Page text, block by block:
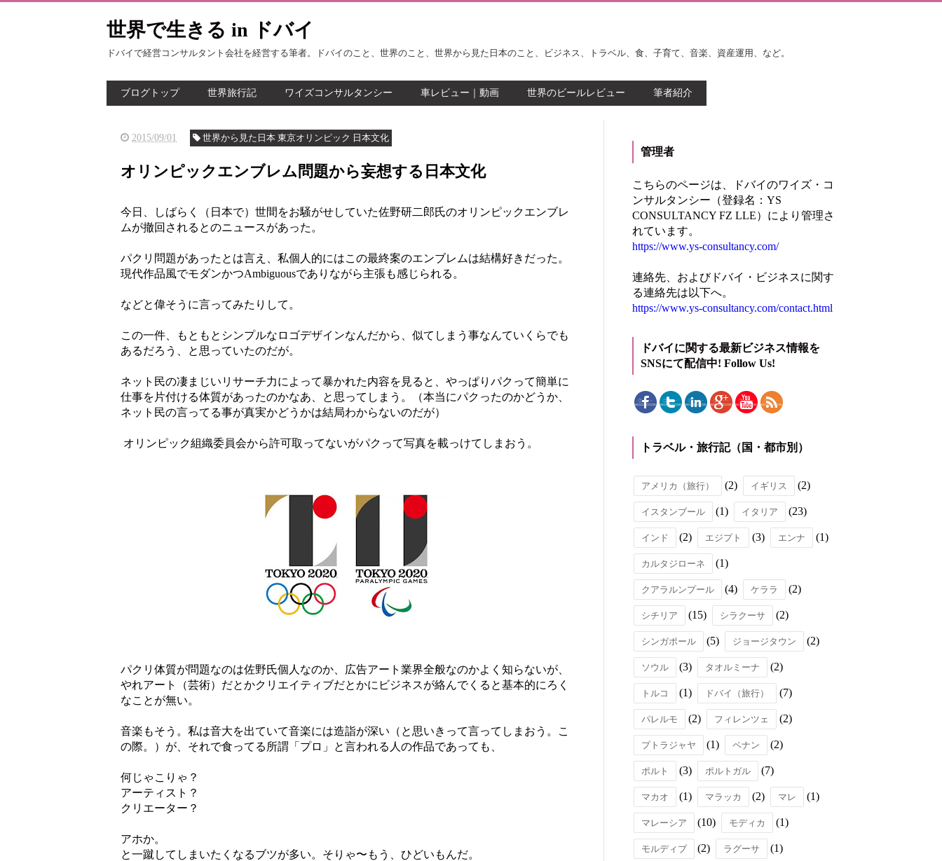
世界で生きる in ドバイ
ドバイで経営コンサルタント会社を経営する筆者。ドバイのこと、世界のこと、世界から見た日本のこと、ビジネス、トラベル、食、子育て、音楽、資産運用、など。
ブログトップ 世界旅行記 ワイズコンサルタンシー 車レビュー｜動画 世界のビールレビュー 筆者紹介
2015/09/01 世界から見た日本 東京オリンピック 日本文化
オリンピックエンブレム問題から妄想する日本文化
今日、しばらく（日本で）世間をお騒がせしていた佐野研二郎氏のオリンピックエンブレ
ムが撤回されるとのニュースがあった。
パクリ問題があったとは言え、私個人的にはこの最終案のエンブレムは結構好きだった。
現代作品風でモダンかつAmbiguousでありながら主張も感じられる。
などと偉そうに言ってみたりして。
この一件、もともとシンプルなロゴデザインなんだから、似てしまう事なんていくらでも
あるだろう、と思っていたのだが。
ネット民の凄まじいリサーチ力によって暴かれた内容を見ると、やっぱりパクって簡単に
仕事を片付ける体質があったのかなあ、と思ってしまう。（本当にパクったのかどうか、
ネット民の言ってる事が真実かどうかは結局わからないのだが）
オリンピック組織委員会から許可取ってないがパクって写真を載っけてしまおう。
パクリ体質が問題なのは佐野氏個人なのか、広告アート業界全般なのかよく知らないが、
やれアート（芸術）だとかクリエイティブだとかにビジネスが絡んでくると基本的にろく
なことが無い。
音楽もそう。私は音大を出ていて音楽には造詣が深い（と思いきって言ってしまおう。こ
の際。）が、それで食ってる所謂「プロ」と言われる人の作品であっても、
何じゃこりゃ？
アーティスト？
クリエーター？
アホか。
と一蹴してしまいたくなるブツが多い。そりゃ〜もう、ひどいもんだ。
管理者
こちらのページは、ドバイのワイズ・コ
ンサルタンシー（登録名：YS
CONSULTANCY FZ LLE）により管理さ
れています。
https://www.ys-consultancy.com/
連絡先、およびドバイ・ビジネスに関す
る連絡先は以下へ。
https://www.ys-consultancy.com/contact.html
ドバイに関する最新ビジネス情報を
SNSにて配信中! Follow Us!
トラベル・旅行記（国・都市別）
アメリカ（旅行） (2) イギリス (2)
イスタンブール (1) イタリア (23)
インド (2) エジプト (3) エンナ (1)
カルタジローネ (1)
クアラルンプール (4) ケララ (2)
シチリア (15) シラクーサ (2)
シンガポール (5) ジョージタウン (2)
ソウル (3) タオルミーナ (2)
トルコ (1) ドバイ（旅行） (7)
パレルモ (2) フィレンツェ (2)
プトラジャヤ (1) ペナン (2)
ポルト (3) ポルトガル (7)
マカオ (1) マラッカ (2) マレ (1)
マレーシア (10) モディカ (1)
モルディブ (2) ラグーサ (1)